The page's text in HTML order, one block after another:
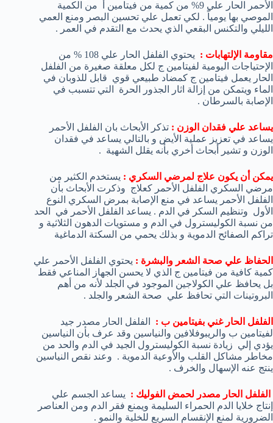
الأحمر الحار علي 9% من كمية من فيتامين أ من الكمية
الموصي بها يومياً . لكي تعمل علي تحسين البصر ومنع العمي
الليلي والتكنس البقعي الذي يحدث مع التقدم في العمر .
مقاومة الإلتهابات :
يحتوي الفلفل الحار علي 108 % من
الإحتياجات اليومية لفيتامين ج لكل معلقة صغيرة من الفلفل
الحار يعمل فيتامين ج كمضاد طبيعي قوي قابل للذوبان في
الماء ويتمكن من إزالة اثار الجذور الحرة التي تتسبب في
الإصابة بالسرطان .
يساعد علي فقدان الوزن : تذكر الأبحاث بان الفلفل الأحمر
يساعد في تعزيز عملية الأيض و بالتالي يساعد في فقدان
الوزن و تشير أبحاث أخري بأنه يقلل الشهية .
يمكن أن يكون علاج لمرضي السكري : يستخدم الكثير من
مرضي السكري الفلفل الأحمر كعلاج وذكرت الأبحاث بأن
الفلفل الأحمر يساعد في منع الإصابة بمرض السكري النوع
الأول وتنظيم السكر في الدم . يساعد الفلفل الأحمر في الحد
من نسبة الكوليسترول في الدم و مستويات الدهون الثلاثية و
تراكم الصفائح الدموية و بذلك يحمي من السكتة الدماغية
الحفاظ علي صحة الشعر والبشرة : يحتوي الفلفل الأحمر علي
كمية كافية من فيتامين ج الذي لا يحسن الجهاز المناعي فقط
بل يحافظ علي الكولاجين الموجود في الجلد لأنه من أهم
البروتينات التي تحافظ علي صحة الشعر والجلد .
الفلفل الحار غني بفيتامين ب :
الفلفل الحار مصدر جيد
لفيتامين ب والريبوفلافين والنياسين وقد عرف بأن النياسين
يؤدي إلي زيادة نسبة الكوليسترول الجيد في الدم والحد من
مخاطر مشاكل القلب والأوعية الدموية . وعند نقص النياسين
ينتج عنه الإسهال والخرف .
الفلفل الحار مصدر لحمض الفوليك : يساعد الجسم علي
إنتاج خلايا الدم الحمراء السليمة ويمنع فقر الدم ومن العناصر
الضرورية لمنع الإنقسام السريع للخلية والنمو .